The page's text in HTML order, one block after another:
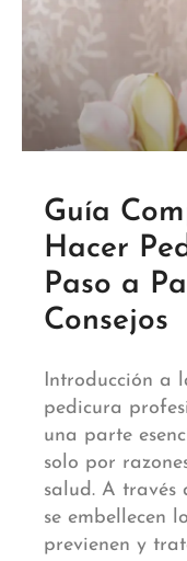
Guía
Hacer
Paso a
Consejos
Introducción a
pedicura
una parte
solo por
salud. A través
se embellecen
previenen y